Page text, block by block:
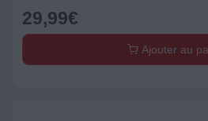
29,99€
Ajouter au